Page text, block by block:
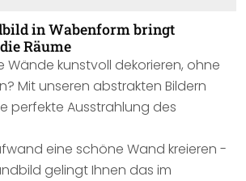
in Wabenform bringt
Räume
Wände kunstvoll dekorieren, ohne
Mit unseren abstrakten Bildern
perfekte Ausstrahlung des
eine schöne Wand kreieren -
gelingt Ihnen das im